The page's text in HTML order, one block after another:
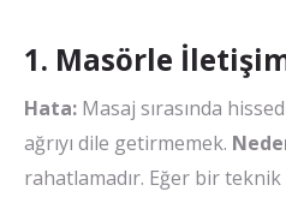
1. Masörle
Hata: Masaj sırasında
ağrıyı dile getirmemek.
rahatlamadır. Eğer bir teknik